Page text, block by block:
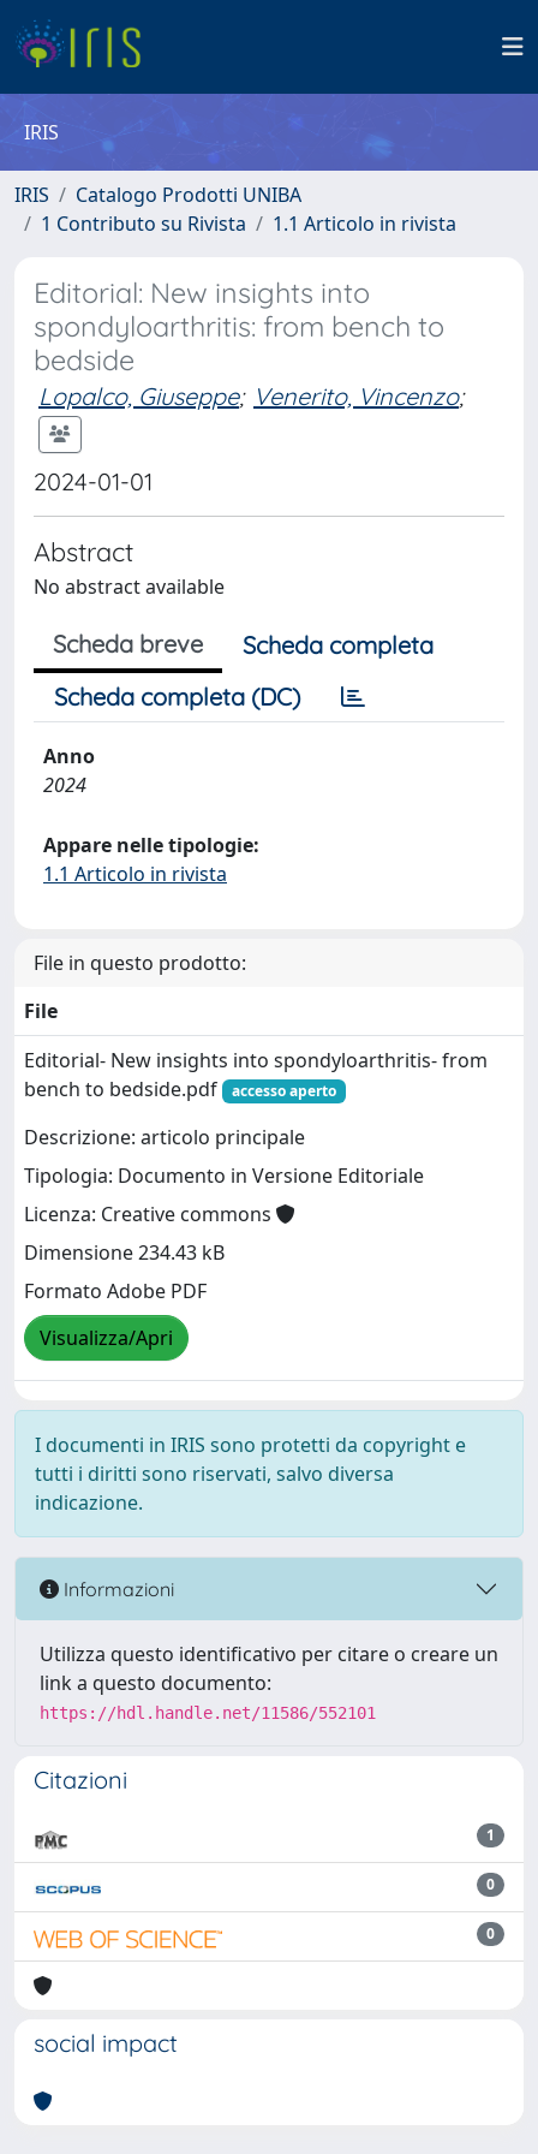
IRIS
IRIS
Catalogo Prodotti UNIBA
1 Contributo su Rivista
1.1 Articolo in rivista
Editorial: New insights into
spondyloarthritis: from bench to
bedside
Lopalco, Giuseppe; Venerito, Vincenzo;
2024-01-01
Abstract
No abstract available
Scheda breve
Scheda completa
Scheda completa (DC)
Anno
2024
Appare nelle tipologie:
1.1 Articolo in rivista
File in questo prodotto:
File
Editorial- New insights into spondyloarthritis- from
bench to bedside.pdf
accesso aperto
Descrizione: articolo principale
Tipologia: Documento in Versione Editoriale
Licenza: Creative commons
Dimensione 234.43 kB
Formato Adobe PDF
Visualizza/Apri
I documenti in IRIS sono protetti da copyright e
tutti i diritti sono riservati, salvo diversa
indicazione.
Informazioni
Utilizza questo identificativo per citare o creare un
link a questo documento:
https://hdl.handle.net/11586/552101
Citazioni
1
0
0
social impact